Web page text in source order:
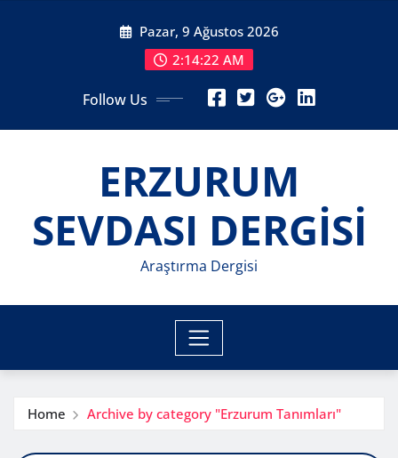
Pazar, 9 Ağustos 2026
2:14:24 AM
Follow Us
ERZURUM
SEVDASI DERGİSİ
Araştırma Dergisi
Home Archive by category "Erzurum Tanımları"